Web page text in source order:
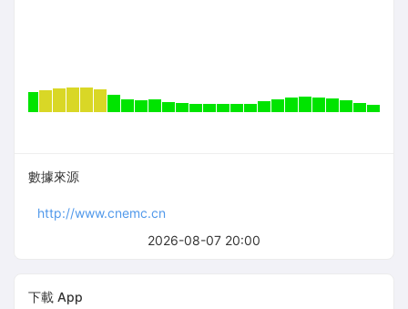
2026-08-07 20:00
數據來源
http://www.cnemc.cn
下載 App